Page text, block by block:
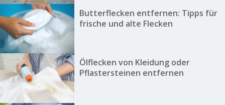
Butterflecken entfernen: Tipps für
frische und alte Flecken
Ölflecken von Kleidung oder
Pflastersteinen entfernen